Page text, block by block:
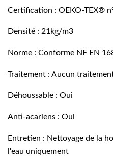
Certification : OEKO-TEX®
Densité : 21kg/m3
Norme : Conforme NF EN
Traitement : Aucun
Déhoussable : Oui
Anti-acariens : Oui
Entretien : Nettoyage de la
l'eau uniquement